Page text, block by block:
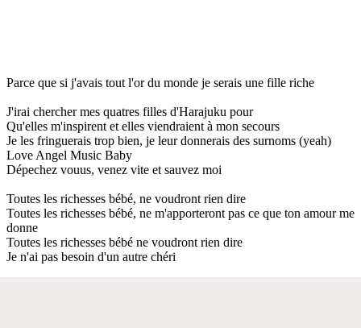
Parce que si j'avais tout l'or du monde je serais une fille riche
J'irai chercher mes quatres filles d'Harajuku pour
Qu'elles m'inspirent et elles viendraient à mon secours
Je les fringuerais trop bien, je leur donnerais des surnoms (yeah)
Love Angel Music Baby
Dépechez vouus, venez vite et sauvez moi
Toutes les richesses bébé, ne voudront rien dire
Toutes les richesses bébé, ne m'apporteront pas ce que ton amour me
donne
Toutes les richesses bébé ne voudront rien dire
Je n'ai pas besoin d'un autre chéri